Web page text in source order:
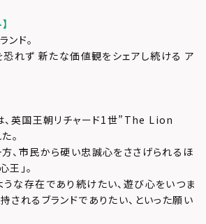
ド。
恐れず 新たな価値観をシェアし続ける ア
、英国王朝リチャード1世”The Lion
。
、市民から硬い忠誠心をささげられるほ
」。
な存在であり続けたい、遊び心をいつま
されるブランドでありたい、といった願い